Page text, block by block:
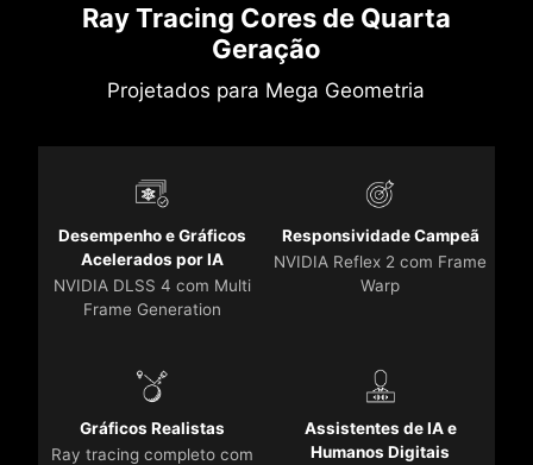
Ray Tracing Cores de Quarta
Geração
Projetados para Mega Geometria
Desempenho e Gráficos
Acelerados por IA
NVIDIA DLSS 4 com Multi
Frame Generation
Responsividade Campeã
NVIDIA Reflex 2 com Frame
Warp
Gráficos Realistas
Ray tracing completo com
Assistentes de IA e
Humanos Digitais